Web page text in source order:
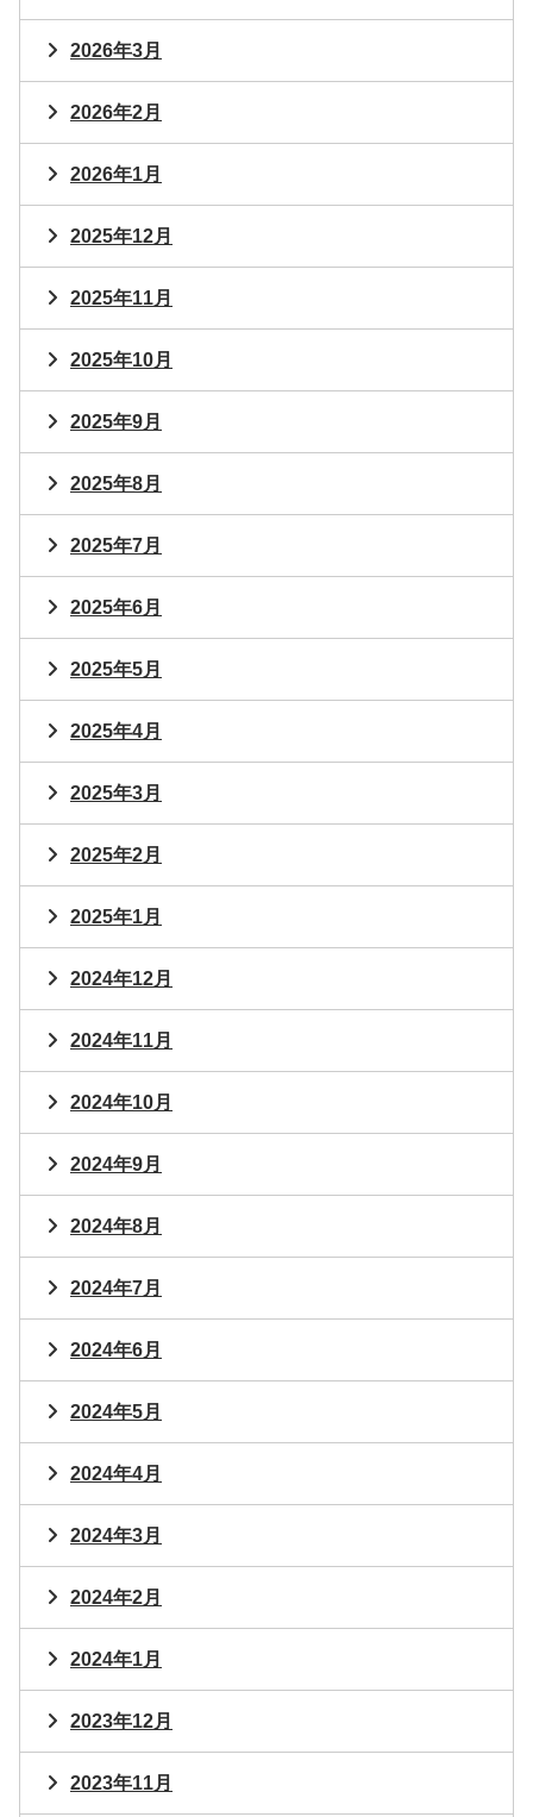
2026年3月
2026年2月
2026年1月
2025年12月
2025年11月
2025年10月
2025年9月
2025年8月
2025年7月
2025年6月
2025年5月
2025年4月
2025年3月
2025年2月
2025年1月
2024年12月
2024年11月
2024年10月
2024年9月
2024年8月
2024年7月
2024年6月
2024年5月
2024年4月
2024年3月
2024年2月
2024年1月
2023年12月
2023年11月